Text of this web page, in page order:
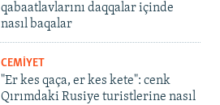
qabaatlavlarını daqqalar içinde
nasıl baqalar
CEMİYET
"Er kes qaça, er kes kete": cenk
Qırımdaki Rusiye turistlerine nasıl